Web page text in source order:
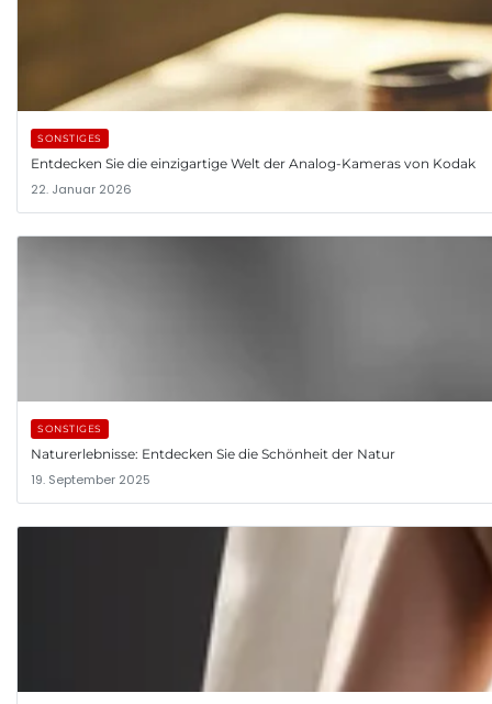
SONSTIGES
Entdecken Sie die einzigartige Welt der Analog-Kameras von Kodak
22. Januar 2026
SONSTIGES
Naturerlebnisse: Entdecken Sie die Schönheit der Natur
19. September 2025